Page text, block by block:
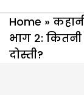
Home »
भाग 2:
दोस्ती?